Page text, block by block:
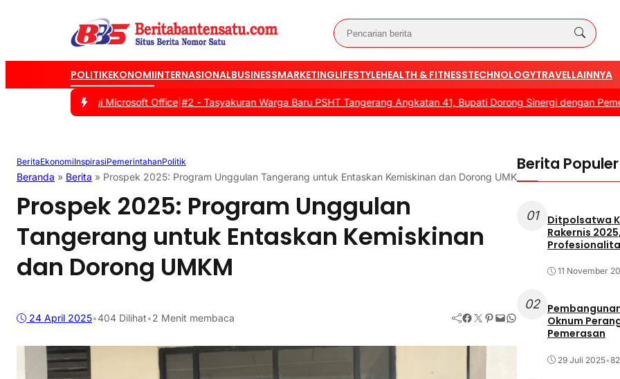
POLITIKEKONOMIINTERNASIONALBUSINESSMARKETINGLIFESTYLEHEALTH & FITNESSTECHNOLOGYTRAVELLAINNYA
melalui Microsoft Office|#2 -Tasyakuran Warga Baru PSHT Tangerang Angkatan 41, Bupati Dorong Sinergi dengan Pemerintah
BeritaEkonomiInspirasiPemerintahanPolitik
Beranda » Berita » Prospek 2025: Program Unggulan Tangerang untuk Entaskan Kemiskinan dan Dorong UMKM
Prospek 2025: Program Unggulan
Tangerang untuk Entaskan Kemiskinan
dan Dorong UMKM
24 April 2025•404 Dilihat•2 Menit membaca Facebook Twitter Pinterest Mail WhatsApp
Berita Populer
01
Ditpolsatwa
Rakernis
11 November
02
Oknum
Pemerasan
29 Juli 2025•